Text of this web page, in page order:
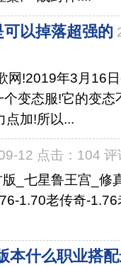
以掉落超强的
网!2019年3月16
变态服!它的变态
点加!所以...
12 点击：104 评
_七星鲁王宫_修
1.70老传奇-
本什么职业搭